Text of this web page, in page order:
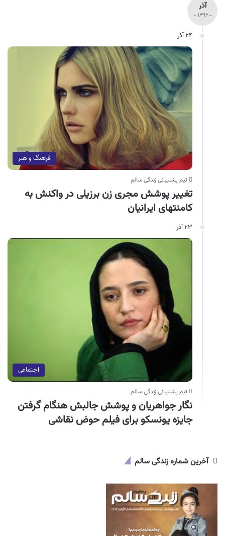
آذر
- ۱۳۹۲ -
۲۴ آذر
فرهنگ و هنر
تیم پشتیبانی زندگی سالم
تغییر پوشش مجری زن برزیلی در واکنش به
کامنت‎های ایرانیان
۲۳ آذر
اجتماعی
تیم پشتیبانی زندگی سالم
نگار جواهریان و پوشش جالبش هنگام گرفتن
جایزه یونسکو برای فیلم حوض نقاشی
آخرین شماره زندگی سالم